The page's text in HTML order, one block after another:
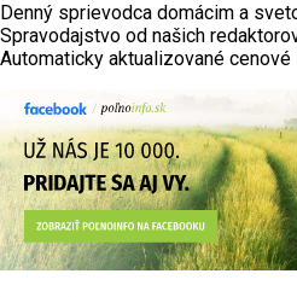
Denný sprievodca domácim a
Spravodajstvo od našich
Automaticky aktualizované cenové